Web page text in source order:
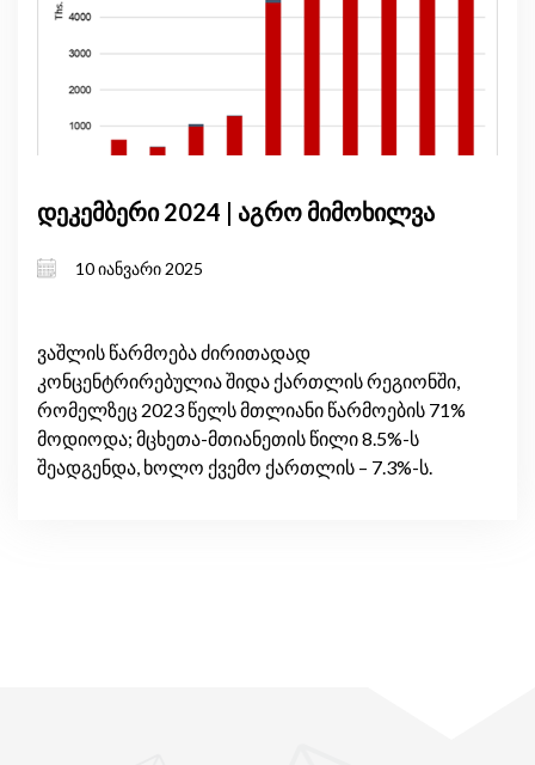
დეკემბერი 2024 | აგრო მიმოხილვა
10 იანვარი 2025
ვაშლის წარმოება ძირითადად
კონცენტრირებულია შიდა ქართლის რეგიონში,
რომელზეც 2023 წელს მთლიანი წარმოების 71%
მოდიოდა; მცხეთა-მთიანეთის წილი 8.5%-ს
შეადგენდა, ხოლო ქვემო ქართლის – 7.3%-ს.